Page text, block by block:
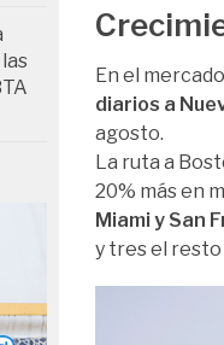
En el
diarios a
agosto.
La ruta a
20% más en
Miami y San
y tres el